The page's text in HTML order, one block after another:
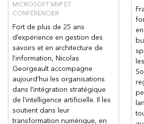
Méthodes pour tester et affiner les
résultats.
Optimisation des techniques de
Itérations pour améliorer la pertinence
réponses générées par les modèles IA.
Stratégies avancées de dialogues
Exemples concrets d'utilisation des
dans divers contextes professionnels.
Amélirer la contextualisation et la
pour obtenir des réponses adaptées.
MICROSOFT MVP ET
CONFÉRENCIER
Fort de plus de 25 ans
d’expérience en gestion des
savoirs et en architecture de
l’information, Nicolas
Georgeault accompagne
aujourd’hui les organisations
dans l’intégration stratégique
de l’intelligence artificielle. Il les
soutient dans leur
transformation numérique, en